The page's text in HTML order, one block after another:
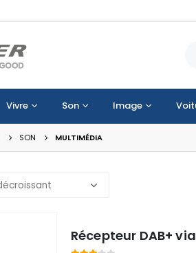
Vivre Son Image
SON MULTIMÉDIA
Récepteur DAB+